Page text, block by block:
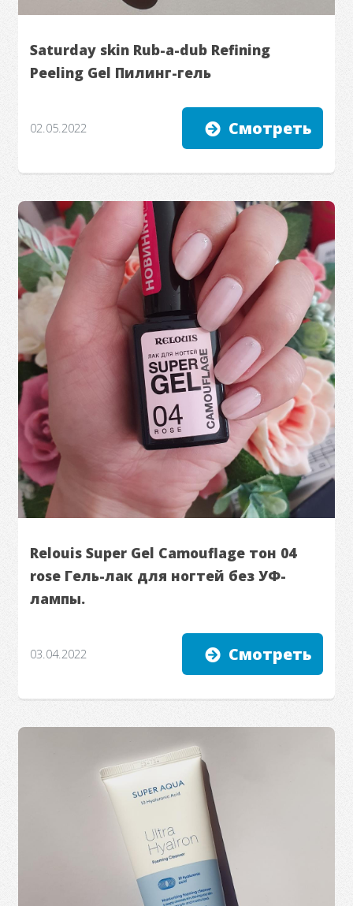
Saturday skin Rub-a-dub Refining
Peeling Gel Пилинг-гель
02.05.2022 Смотреть
Relouis Super Gel Camouflage тон 04
rose Гель-лак для ногтей без УФ-
лампы.
03.04.2022 Смотреть